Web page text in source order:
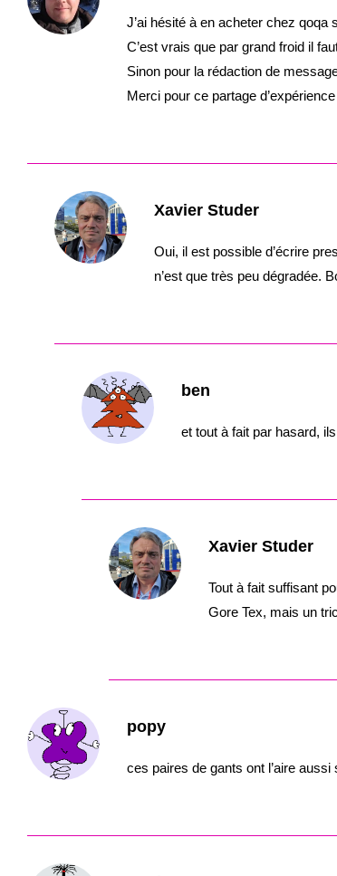
J’ai hésité à en acheter chez qoqa
C’est vrais que par grand froid il
Sinon pour la rédaction de
Merci pour ce partage
Xavier Studer
Oui, il est possible d’écrire
n’est que très peu dégradée.
ben
et tout à fait par hasard,
Xavier Studer
Tout à fait suffisant
Gore Tex, mais un
popy
ces paires de gants ont l’aire aussi